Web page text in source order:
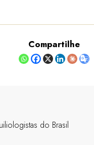
Compartilhe
do Brasil